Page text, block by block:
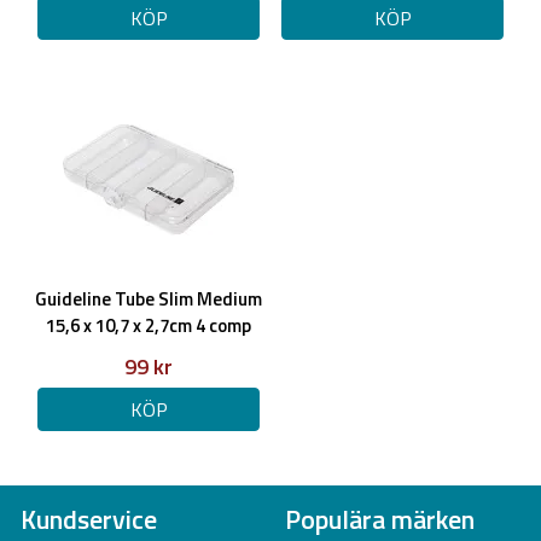
KÖP KÖP
Guideline Tube Slim Medium
15,6 x 10,7 x 2,7cm 4 comp
99 kr
KÖP
Kundservice Populära märken